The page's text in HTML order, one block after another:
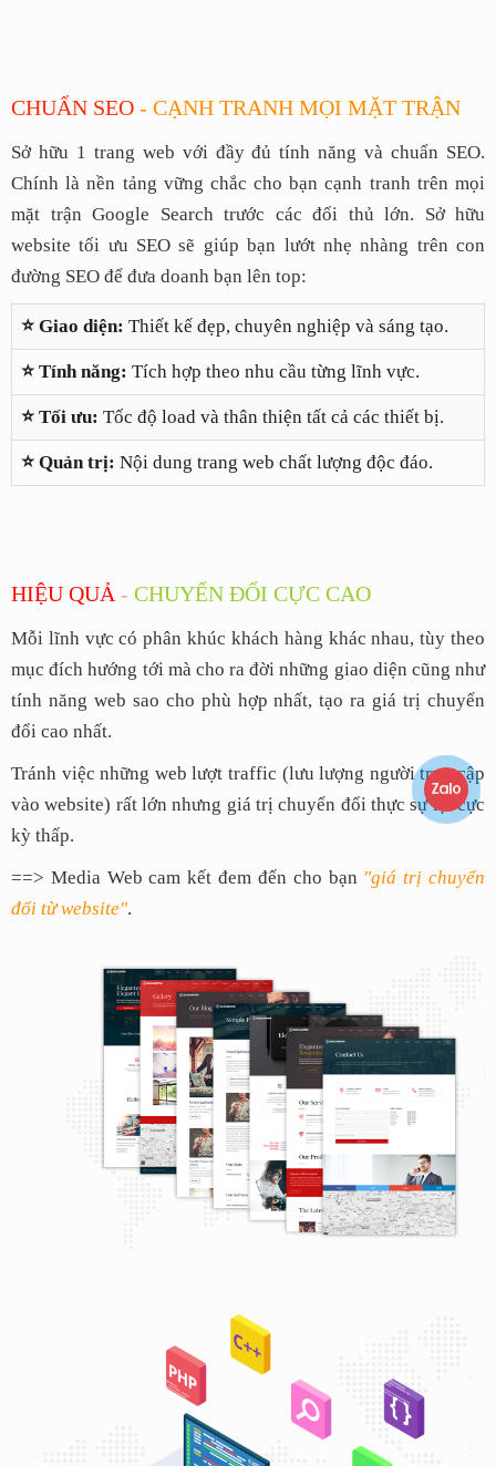
CHUẨN SEO - CẠNH TRANH MỌI MẶT TRẬN
Sở hữu 1 trang web với đầy đủ tính năng và chuẩn SEO.
Chính là nền tảng vững chắc cho bạn cạnh tranh trên mọi
mặt trận Google Search trước các đối thủ lớn. Sở hữu
website tối ưu SEO sẽ giúp bạn lướt nhẹ nhàng trên con
đường SEO để đưa doanh bạn lên top:
⭐ Giao diện: Thiết kế đẹp, chuyên nghiệp và sáng tạo.
⭐ Tính năng: Tích hợp theo nhu cầu từng lĩnh vực.
⭐ Tối ưu: Tốc độ load và thân thiện tất cả các thiết bị.
⭐ Quản trị: Nội dung trang web chất lượng độc đáo.
HIỆU QUẢ - CHUYỂN ĐỔI CỰC CAO
Mỗi lĩnh vực có phân khúc khách hàng khác nhau, tùy theo
mục đích hướng tới mà cho ra đời những giao diện cũng như
tính năng web sao cho phù hợp nhất, tạo ra giá trị chuyển
đổi cao nhất.
Tránh việc những web lượt traffic (lưu lượng người truy cập
vào website) rất lớn nhưng giá trị chuyển đổi thực sự lại cực
kỳ thấp.
==> Media Web cam kết đem đến cho bạn "giá trị chuyển
đổi từ website".